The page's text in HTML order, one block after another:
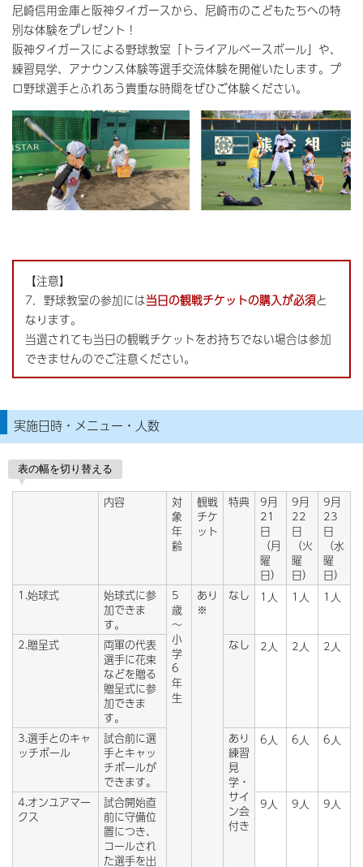
尼崎信用金庫と阪神タイガースから、尼崎市のこどもたちへの特
別な体験をプレゼント！
阪神タイガースによる野球教室「トライアルベースボール」や、
練習見学、アナウンス体験等選手交流体験を開催いたします。プ
ロ野球選手とふれあう貴重な時間をぜひご体験ください。
【注意】
7．野球教室の参加には当日の観戦チケットの購入が必須と
なります。
当選されても当日の観戦チケットをお持ちでない場合は参加
できませんのでご注意ください。
実施日時・メニュー・人数
表の幅を切り替える
内容
対
象
年
齢
観戦
チケ
ット
特典
9月
21
日
（月
曜
日）
9月
22
日
（火
曜
日）
9月
23
日
（水
曜
日）
1.始球式
始球式に参
加できま
す。
5
歳
～
小
学
6
年
生
あり
※
なし 1人 1人 1人
2.贈呈式
両軍の代表
選手に花束
などを贈る
贈呈式に参
加できま
す。
なし 2人 2人 2人
3.選手とのキャ
ッチボール
試合前に選
手とキャッ
チボールが
できます。
あり
練習
見
学・
サイ
ン会
付き
6人 6人 6人
4.オンユアマー
クス
試合開始直
前に守備位
置につき、
コールされ
た選手を出
9人 9人 9人